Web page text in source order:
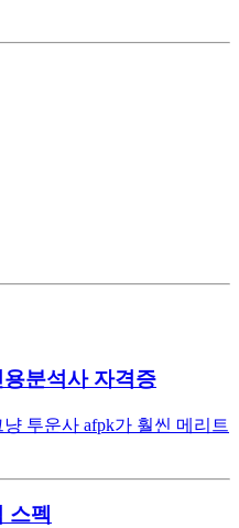
분석사 자격증
투운사 afpk가 훨씬 메리트
스펙